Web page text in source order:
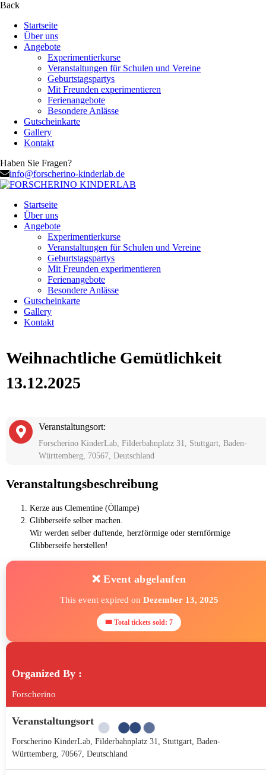
Back
Startseite
Über uns
Angebote
Experimentierkurse
Veranstaltungen für Schulen und Vereine
Geburtstagspartys
Mit Freunden experimentieren
Ferienangebote
Besondere Anlässe
Gutscheinkarte
Gallery
Kontakt
Haben Sie Fragen?
info@forscherino-kinderlab.de
Startseite
Über uns
Angebote
Experimentierkurse
Veranstaltungen für Schulen und Vereine
Geburtstagspartys
Mit Freunden experimentieren
Ferienangebote
Besondere Anlässe
Gutscheinkarte
Gallery
Kontakt
Weihnachtliche Gemütlichkeit
13.12.2025
Veranstaltungsort:
Forscherino KinderLab, Filderbahnplatz 31, Stuttgart, Baden-
Württemberg, 70567, Deutschland
Veranstaltungsbeschreibung
Kerze aus Clementine (Öllampe)
Glibberseife selber machen.
Wir werden selber duftende, herzförmige oder sternförmige
Glibberseife herstellen!
❌ Event abgelaufen
This event expired on Dezember 13, 2025
🎟 Total tickets sold: 7
Organized By :
Forscherino
Veranstaltungsort
Forscherino KinderLab, Filderbahnplatz 31, Stuttgart, Baden-
Württemberg, 70567, Deutschland